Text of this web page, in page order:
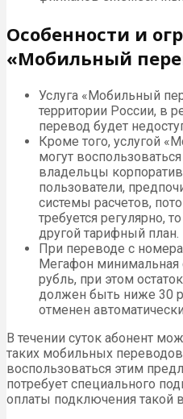
Особенности и
«Мобильный
Услуга «Мобильный
территории России, в
перевод будет
Кроме того, услугой
могут
владельцы
пользователи,
системы расчетов,
требуется регулярно,
другой тарифный план.
При переводе с
Мегафон минимальная
рубль, при этом
должен быть ниже 30
отменен
В течении суток абонент
таких мобильных
воспользоваться этим
потребует специального
оплаты подключения такой